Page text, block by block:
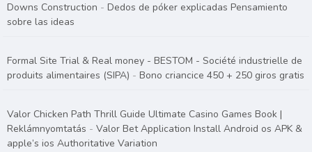
Downs Construction -Dedos de póker explicadas Pensamiento
sobre las ideas
Formal Site Trial & Real money - BESTOM - Société industrielle de
produits alimentaires (SIPA) -Bono criancice 450 + 250 giros gratis
Valor Chicken Path Thrill Guide Ultimate Casino Games Book |
Reklámnyomtatás -Valor Bet Application Install Android os APK &
apple’s ios Authoritative Variation